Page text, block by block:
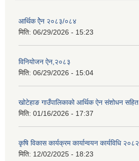
आर्थिक ऐेन २०८३/०८४
मिति: 06/29/2026 - 15:23
विनियोजन ऐन,२०८३
मिति: 06/29/2026 - 15:04
खोटेहाङ गाउँपालिकाको आर्थिक ऐन संशोधन सहित
मिति: 01/16/2026 - 17:37
कृषि विकास कार्यक्रम कार्यान्वयन कार्यविधि २०८२
मिति: 12/02/2025 - 18:23